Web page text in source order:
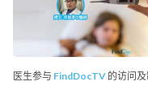
医生参与 FindDocTV 的访问